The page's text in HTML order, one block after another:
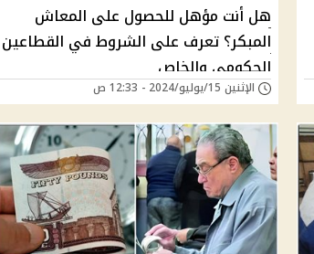
هل أنت مؤهل للحصول على المعاش
المبكر؟ تعرف على الشروط في القطاعين
الحكومي والخاص
الإثنين 15/يوليو/2024 - 12:33 ص